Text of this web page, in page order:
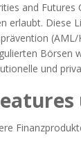
and Futures
erlaubt. Diese
Börsen
und